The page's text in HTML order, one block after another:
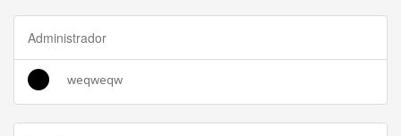
Administrador
weqweqw